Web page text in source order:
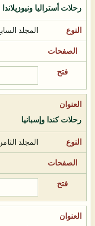
رحلات أستراليا
المجلد
رحلات كندا وإسبانيا
المجلد